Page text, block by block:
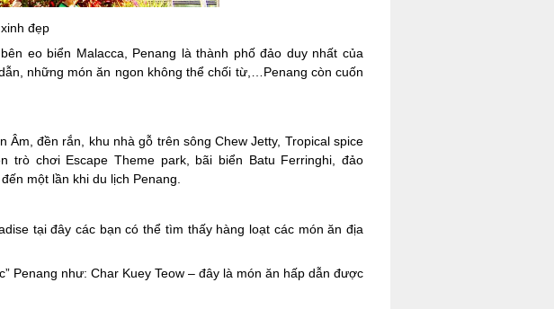
đẹp
eo biển Malacca, Penang là thành phố đảo duy nhất của
những món ăn ngon không thể chối từ,…Penang còn cuốn
Âm, đền rắn, khu nhà gỗ trên sông Chew Jetty, Tropical spice
trò chơi Escape Theme park, bãi biển Batu Ferringhi, đảo
một lần khi du lịch Penang.
tại đây các bạn có thể tìm thấy hàng loạt các món ăn địa
Penang như: Char Kuey Teow – đây là món ăn hấp dẫn được